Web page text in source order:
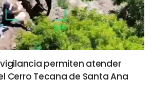
permiten atender
Cerro Tecana de Santa Ana